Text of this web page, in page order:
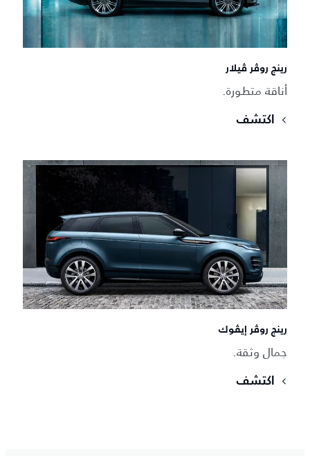
رينج روڤر ڤيلار
أناقة متطورة.
اكتشف
رينج روڤر إيڤوك
جمال وثقة.
اكتشف